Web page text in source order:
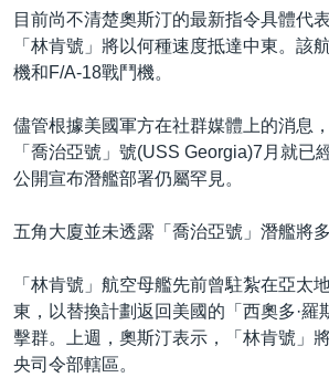
目前尚不清楚奧斯汀的最新指令具體代
「林肯號」將以何種速度抵達中東。該
機和F/A-18戰鬥機。
儘管根據美國軍方在社群媒體上的消息
「喬治亞號」號(USS Georgia)7月就已
公開宣布潛艦部署仍屬罕見。
五角大廈並未透露「喬治亞號」潛艦將
「林肯號」航空母艦先前曾駐紮在亞太
東，以替換計劃返回美國的「西奧多·羅
擊群。上週，奧斯汀表示，「林肯號」
央司令部轄區。